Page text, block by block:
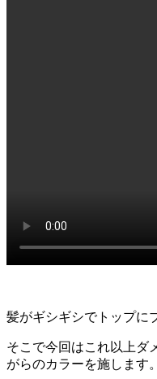
髪がギシギシでトップに
そこで今回はこれ以上ダ
がらのカラーを施します。